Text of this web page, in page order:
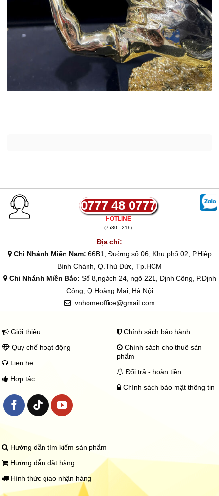
0777 48 0777
HOTLINE
(7h30 - 21h)
Địa chỉ:
Chi Nhánh Miền Nam: 66B1, Đường số 06, Khu phố 02, P.Hiệp
Bình Chánh, Q.Thủ Đức, Tp.HCM
Chi Nhánh Miền Bắc: Số 8,ngách 24, ngõ 221, Định Công, P.Định
Công, Q.Hoàng Mai, Hà Nội
vnhomeoffice@gmail.com
Giới thiệu
Quy chế hoạt động
Liên hệ
Hợp tác
Chính sách bảo hành
Chính sách cho thuê sản
phẩm
Đổi trả - hoàn tiền
Chính sách bảo mật thông tin
Hướng dẫn tìm kiếm sản phẩm
Hướng dẫn đặt hàng
Hình thức giao nhận hàng